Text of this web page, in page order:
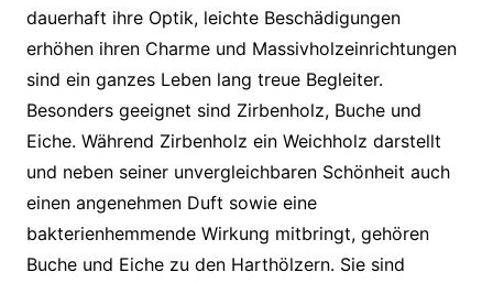
dauerhaft ihre Optik, leichte Beschädigungen
erhöhen ihren Charme und Massivholzeinrichtungen
sind ein ganzes Leben lang treue Begleiter.
Besonders geeignet sind Zirbenholz, Buche und
Eiche. Während Zirbenholz ein Weichholz darstellt
und neben seiner unvergleichbaren Schönheit auch
einen angenehmen Duft sowie eine
bakterienhemmende Wirkung mitbringt, gehören
Buche und Eiche zu den Harthölzern. Sie sind